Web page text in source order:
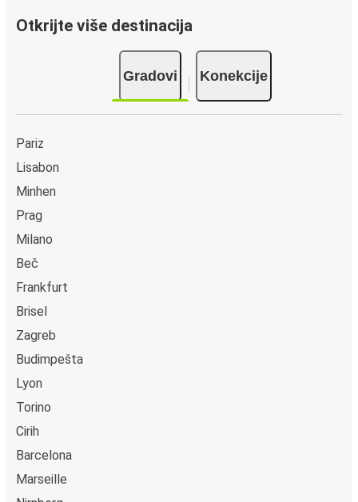
Otkrijte više destinacija
Gradovi Konekcije
Pariz
Lisabon
Minhen
Prag
Milano
Beč
Frankfurt
Brisel
Zagreb
Budimpešta
Lyon
Torino
Cirih
Barcelona
Marseille